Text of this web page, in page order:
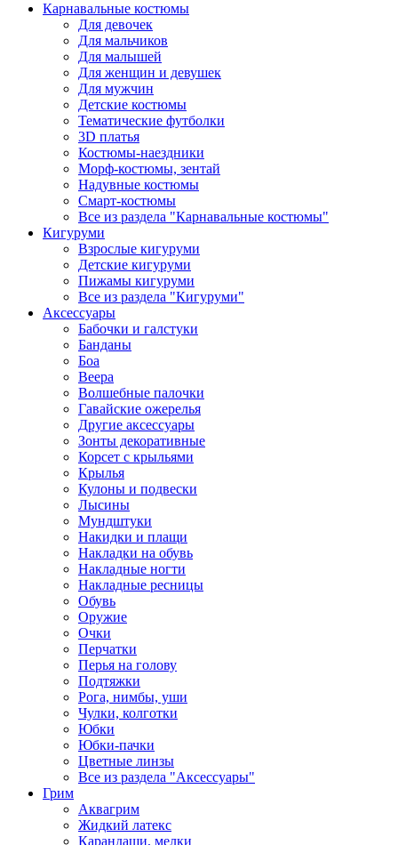
Карнавальные костюмы
Для девочек
Для мальчиков
Для малышей
Для женщин и девушек
Для мужчин
Детские костюмы
Тематические футболки
3D платья
Костюмы-наездники
Морф-костюмы, зентай
Надувные костюмы
Смарт-костюмы
Все из раздела "Карнавальные костюмы"
Кигуруми
Взрослые кигуруми
Детские кигуруми
Пижамы кигуруми
Все из раздела "Кигуруми"
Аксессуары
Бабочки и галстуки
Банданы
Боа
Веера
Волшебные палочки
Гавайские ожерелья
Другие аксессуары
Зонты декоративные
Корсет с крыльями
Крылья
Кулоны и подвески
Лысины
Мундштуки
Накидки и плащи
Накладки на обувь
Накладные ногти
Накладные ресницы
Обувь
Оружие
Очки
Перчатки
Перья на голову
Подтяжки
Рога, нимбы, уши
Чулки, колготки
Юбки
Юбки-пачки
Цветные линзы
Все из раздела "Аксессуары"
Грим
Аквагрим
Жидкий латекс
Карандаши, мелки